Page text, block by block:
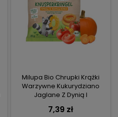
Milupa Bio Chrupki Krążki
Warzywne Kukurydziano
Jaglane Z Dynią I
7,39 zł